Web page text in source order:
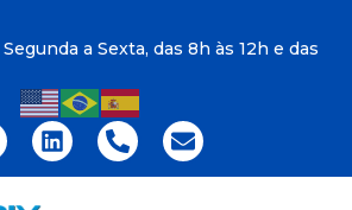
a Sexta, das 8h às 12h e das